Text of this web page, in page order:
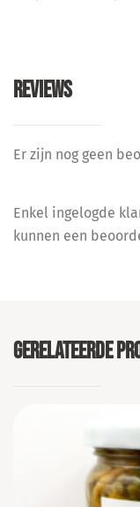
REVIEWS
Er zijn nog geen
Enkel ingelogde
kunnen een
GERELATEERDE